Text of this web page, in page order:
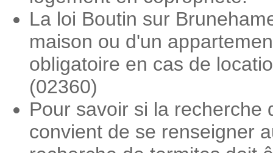
La loi Boutin sur
maison ou d'un
obligatoire en cas de
(02360)
Pour savoir si la recherche
convient de se renseigner